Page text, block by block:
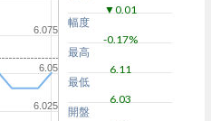
6.025
6.05
6.075
▼0.01
幅度
-0.17%
最高
6.11
最低
6.03
開盤